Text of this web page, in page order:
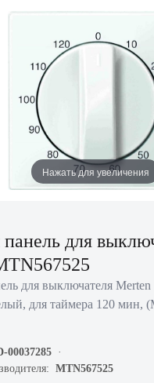
Нажать для увеличения
для
для выключателя Merten
для таймера 120 мин,
00037285
MTN567525